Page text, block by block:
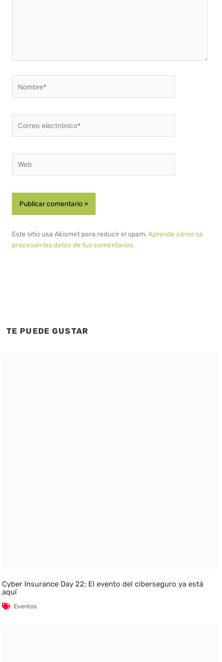
electrónico*
Este sitio usa Akismet para reducir el spam.Aprende cómo se
procesan los datos de tus comentarios.
TE PUEDE GUSTAR
Cyber Insurance Day 22: El evento del ciberseguro ya está
aquí
Eventos